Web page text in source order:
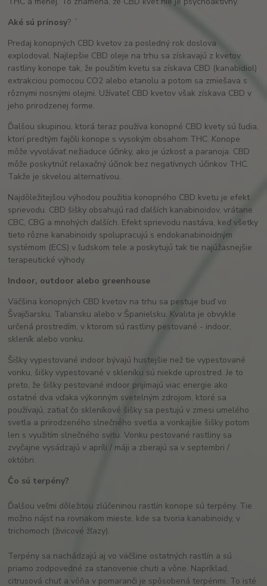
Aké sú prínosy? ´
Predaj konopných CBD kvetov za posledný rok doslova
explodoval. Najlepšie CBD oleje na trhu sa získavajú z kvetov
rastliny konope tak, že použitím kvetu sa získava CBD (kanabidiol)
extrakciou pomocou CO2 alebo etanolu a potom sa zmiešava s
rôznymi nosnými olejmi. Užívateľ CBD kvetov však získava CBD v
jeho prirodzenej forme.
Ďalšou skupinou, ktorá teraz používa konopné CBD kvety sú ľudia,
ktorí predtým fajčili konope s vysokým obsahom THC. Konope
môže vyvolávať nežiaduce účinky, ako je úzkosť a paranoja. CBD
môže poskytnúť relaxačný účinok bez negatívnych účinkov THC.
Takže je skvelou alternatívou.
Najdôležitejšou výhodou použitia konopného CBD kvetu je efekt
sprievodu. CBD šišky obsahujú rad ďalších kanabinoidov, vrátane
CBC, CBG a mnohých ďalších. Efekt sprievodu nastáva, keď všetky
tieto rôzne kanabinoidy spolupracujú s endokanabinoidným
systémom (ECS) v ľudskom tele a poskytujú tak tie najúžasnejšie
terapeutické výhody.
Indoor, outdoor alebo greenhouse
Väčšina konopných CBD kvetov na trhu sa pestuje buď vo
Švajčiarsku, Taliansku alebo v Španielsku. Kvalita je obvykle
určená prostredím, v ktorom sú rastliny pestované - indoor,
skleník alebo vonku.
Šišky vypestované indoor bývajú hustejšie než tie vypestované
vonku, šišky vypestované v skleníku sú niekde uprostred. Je to
preto, že šišky pestované indoor prijímajú viac energie ako
ostatné dva vďaka výkonným svetelným zdrojom, ktoré sa
používajú, zatiaľ čo skleníkové šišky sa pestujú v zmesi umelého
svetla a prirodzeného slnečného svetla a vonkajšie šišky potom
len s využitím slnečného svitu. Vonku pestované rastliny sa
zvyčajne vysádzajú v apríli / máji a zberajú sa v septembri /
októbri.
Čo sú terpény?
Ďalšou veľmi dôležitou zlúčeninou rastlín konope sú terpény. Tie
možno nájsť na rovnakom mieste, kde sa tvoria kanabinoidy, v
trichomoch (živicové žľazy).
Terpény sa nachádzajú aj vo väčšine ostatných rastlín a sú
priamo zodpovedné za stanovenie chuti a vône. Napríklad,
citrusová chuť a vôňa v pomaranči je spôsobená terpénmi. To isté